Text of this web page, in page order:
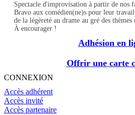
Spectacle d'improvisation à partir de nos
Bravo aux comédien(ne)s pour leur
de la légèreté au drame au gré des thèmes
À encourager !
Adhésion en
Offrir une carte
CONNEXION
Accès adhérent
Accès invité
Accès partenaire